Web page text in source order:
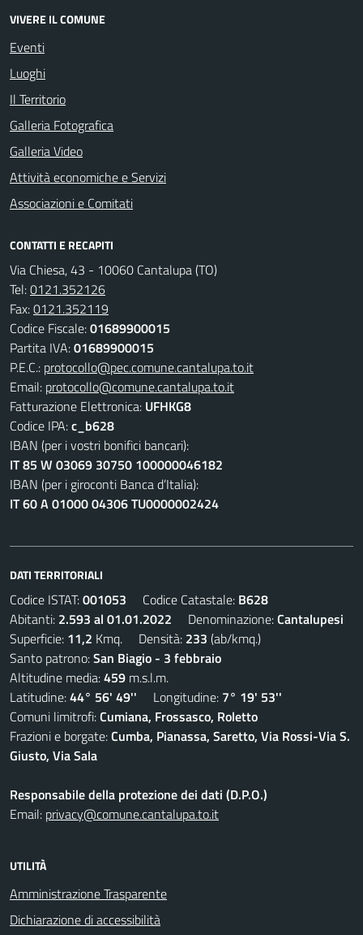
VIVERE IL COMUNE
Eventi
Luoghi
Il Territorio
Galleria Fotografica
Galleria Video
Attività economiche e Servizi
Associazioni e Comitati
CONTATTI E RECAPITI
Via Chiesa, 43 - 10060 Cantalupa (TO)
Tel:0121.352126
Fax:0121.352119
Codice Fiscale:01689900015
Partita IVA:01689900015
P.E.C.: protocollo@pec.comune.cantalupa.to.it
Email: protocollo@comune.cantalupa.to.it
Fatturazione Elettronica: UFHKG8
Codice IPA:c_b628
IBAN (per i vostri bonifici bancari):
IT 85 W 03069 30750 100000046182
IBAN (per i giroconti Banca d’Italia):
IT 60 A 01000 04306 TU0000002424
DATI TERRITORIALI
Codice ISTAT:001053 Codice Catastale: B628
Abitanti: 2.593 al 01.01.2022 Denominazione:Cantalupesi
Superficie: 11,2 Kmq. Densità: 233 (ab/kmq.)
Santo patrono:San Biagio - 3 febbraio
Altitudine media:459 m.s.l.m.
Latitudine:44° 56' 49'' Longitudine: 7° 19' 53''
Comuni limitrofi:Cumiana, Frossasco, Roletto
Frazioni e borgate:Cumba, Pianassa, Saretto, Via Rossi-Via S.
Giusto, Via Sala
Responsabile della protezione dei dati (D.P.O.)
Email: privacy@comune.cantalupa.to.it
UTILITÀ
Amministrazione Trasparente
Dichiarazione di accessibilità